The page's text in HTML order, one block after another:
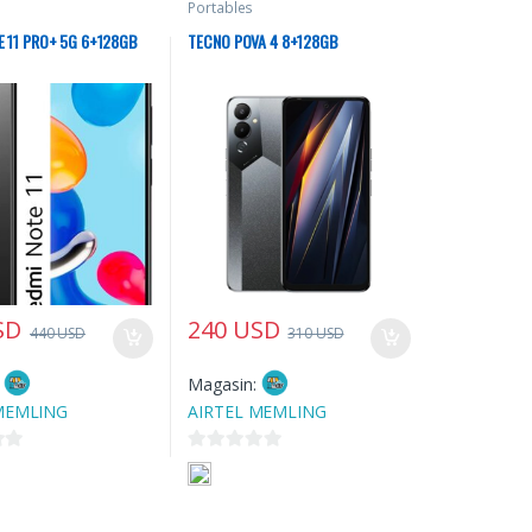
11 PRO+ 5G 6+128GB
440USD
Portables
TECNO POVA 4 8+128GB
240 USD 310USD
Magasin:
AIRTEL MEMLING
0
s